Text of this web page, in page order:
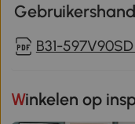
B31-
Winkelen op